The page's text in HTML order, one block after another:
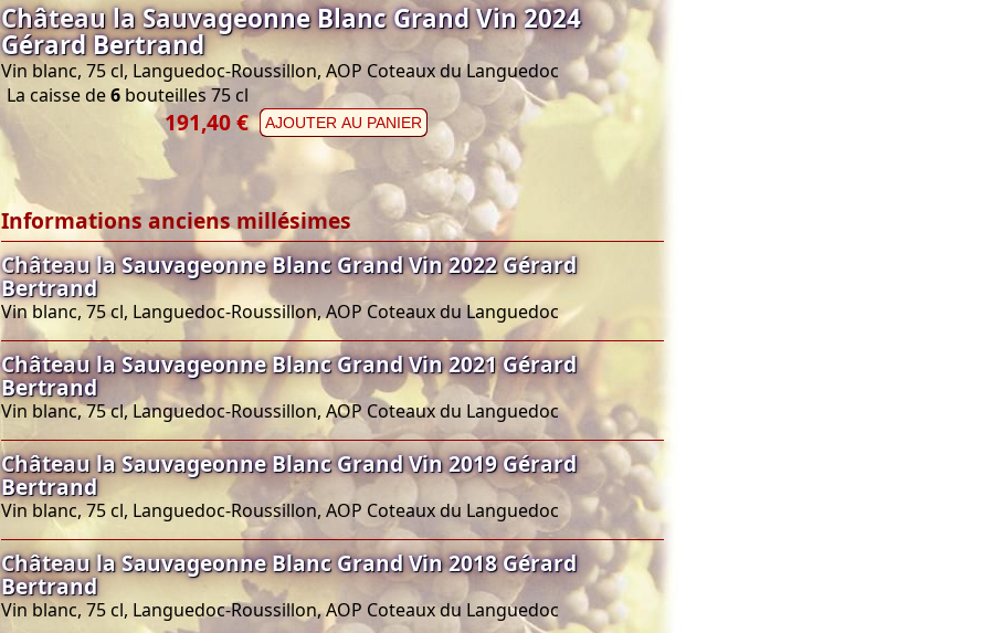
Château la Sauvageonne Blanc Grand Vin 2024
Gérard Bertrand
Vin blanc, 75 cl, Languedoc-Roussillon, AOP Coteaux du Languedoc
La caisse de6 bouteilles 75 cl
191,40 € AJOUTER AU PANIER
Informations anciens millésimes
Château la Sauvageonne Blanc Grand Vin 2022 Gérard
Bertrand
Vin blanc, 75 cl, Languedoc-Roussillon, AOP Coteaux du Languedoc
Château la Sauvageonne Blanc Grand Vin 2021 Gérard
Bertrand
Vin blanc, 75 cl, Languedoc-Roussillon, AOP Coteaux du Languedoc
Château la Sauvageonne Blanc Grand Vin 2019 Gérard
Bertrand
Vin blanc, 75 cl, Languedoc-Roussillon, AOP Coteaux du Languedoc
Château la Sauvageonne Blanc Grand Vin 2018 Gérard
Bertrand
Vin blanc, 75 cl, Languedoc-Roussillon, AOP Coteaux du Languedoc